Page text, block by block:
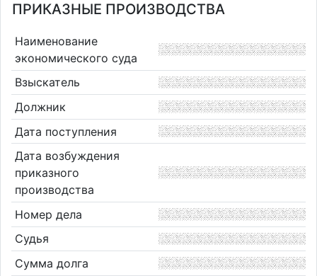
ПРИКАЗНЫЕ ПРОИЗВОДСТВА
Наименование
экономического суда
Взыскатель
Должник
Дата поступления
Дата возбуждения
приказного
производства
Номер дела
Судья
Сумма долга